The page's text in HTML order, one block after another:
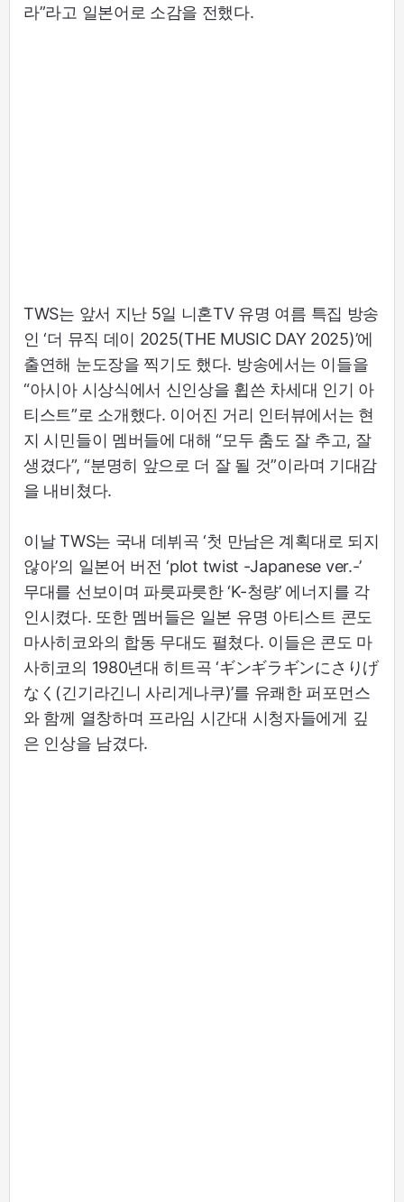
라”라고 일본어로 소감을 전했다.
TWS는 앞서 지난 5일 니혼TV 유명 여름 특집 방송
인 ‘더 뮤직 데이 2025(THE MUSIC DAY 2025)’에
출연해 눈도장을 찍기도 했다. 방송에서는 이들을
“아시아 시상식에서 신인상을 휩쓴 차세대 인기 아
티스트”로 소개했다. 이어진 거리 인터뷰에서는 현
지 시민들이 멤버들에 대해 “모두 춤도 잘 추고, 잘
생겼다”, “분명히 앞으로 더 잘 될 것”이라며 기대감
을 내비쳤다.
이날 TWS는 국내 데뷔곡 ‘첫 만남은 계획대로 되지
않아’의 일본어 버전 ‘plot twist -Japanese ver.-’
무대를 선보이며 파릇파릇한 ‘K-청량’ 에너지를 각
인시켰다. 또한 멤버들은 일본 유명 아티스트 콘도
마사히코와의 합동 무대도 펼쳤다. 이들은 콘도 마
사히코의 1980년대 히트곡 ‘ギンギラギンにさりげ
なく(긴기라긴니 사리게나쿠)’를 유쾌한 퍼포먼스
와 함께 열창하며 프라임 시간대 시청자들에게 깊
은 인상을 남겼다.